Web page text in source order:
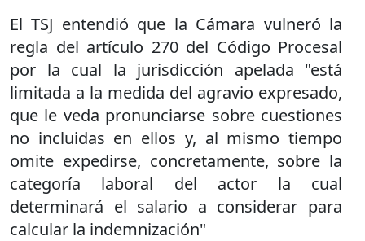
El TSJ entendió que la Cámara vulneró la
regla del artículo 270 del Código Procesal
por la cual la jurisdicción apelada "está
limitada a la medida del agravio expresado,
que le veda pronunciarse sobre cuestiones
no incluidas en ellos y, al mismo tiempo
omite expedirse, concretamente, sobre la
categoría laboral del actor la cual
determinará el salario a considerar para
calcular la indemnización"